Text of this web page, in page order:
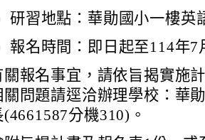
研習地點：華勛國小一樓英
報名時間：即日起至114年7
關報名事宜，請依旨揭實施
關問題請逕洽辦理學校：華
(4661587分機310)。